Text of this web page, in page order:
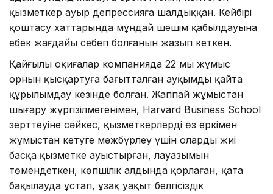
қызметкер ауыр депрессияға шалдыққан. Кейбірі
қоштасу хаттарында мұндай шешім қабылдауына
еңбек жағдайы себеп болғанын жазып кеткен.
Қайғылы оқиғалар компанияда 22 мың жұмыс
орнын қысқартуға бағытталған ауқымды қайта
құрылымдау кезінде болған. Жаппай жұмыстан
шығару жүргізілмегенімен, Harvard Business School
зерттеуіне сәйкес, қызметкерлерді өз еркімен
жұмыстан кетуге мәжбүрлеу үшін оларды жиі
басқа қызметке ауыстырған, лауазымын
төмендеткен, көпшілік алдында қорлаған, қатаң
бақылауда ұстап, ұзақ уақыт белгісіздік